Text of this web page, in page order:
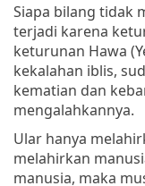
Siapa bilang tidak
terjadi karena
keturunan Hawa
kekalahan iblis,
kematian dan
mengalahkannya.
Ular hanya
melahirkan
manusia, maka